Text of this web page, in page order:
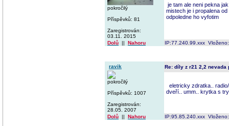
pokročilý
Příspěvků: 81
Zaregistrován:
03.11. 2015
je tam ale neni pekna
mistech je i propalena
odpoledne ho vyfotim
Dolů || Nahoru IP:77.240.99.xxx
ravik
pokročilý
Příspěvků: 1007
Zaregistrován:
28.05. 2007
Re: díly z r21 2,2 nevada
eletricky zdratka..
dveří.. umm.. krytka s
Dolů || Nahoru IP:95.85.240.xxx